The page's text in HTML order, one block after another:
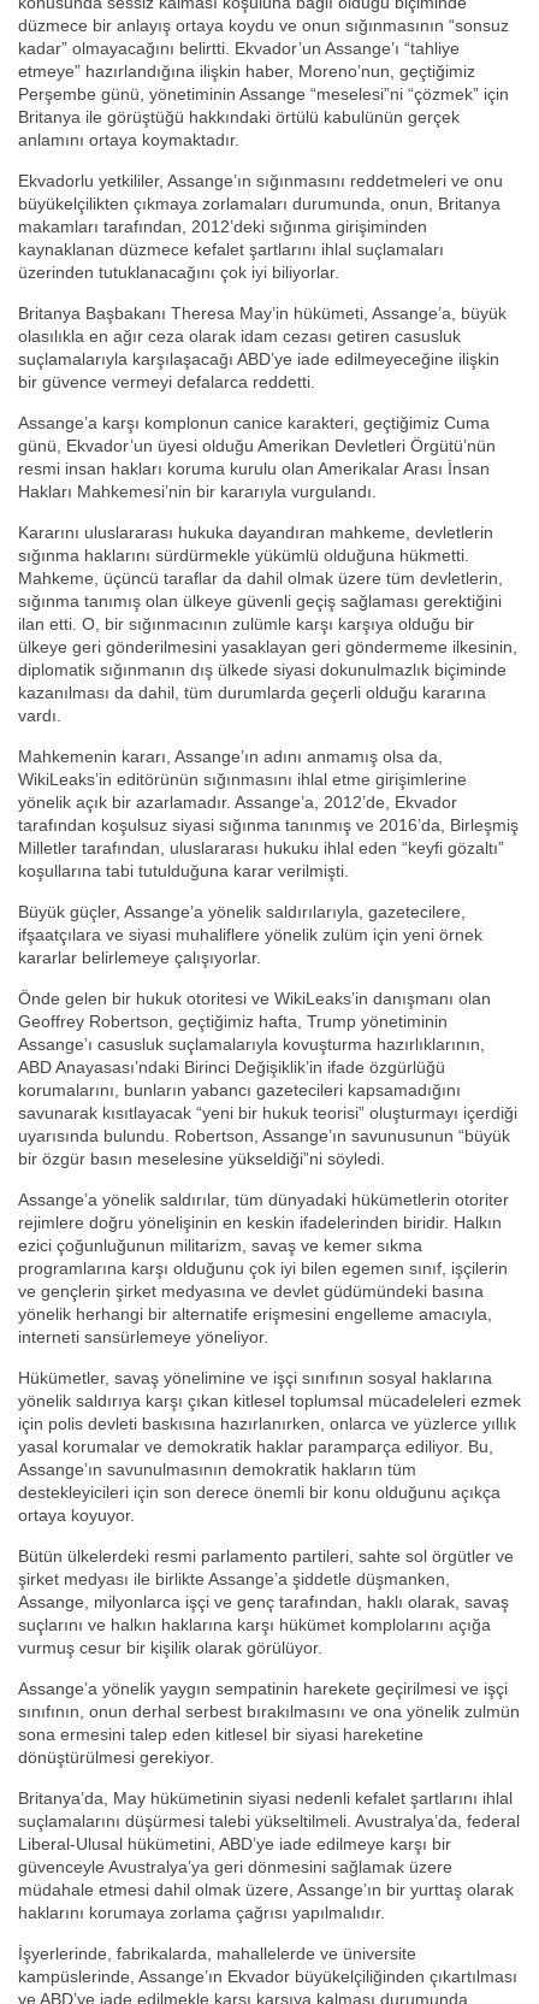
düzmece bir anlayış ortaya koydu ve onun sığınmasının “sonsuz
kadar” olmayacağını belirtti. Ekvador’un Assange’ı “tahliye
etmeye” hazırlandığına ilişkin haber, Moreno’nun, geçtiğimiz
Perşembe günü, yönetiminin Assange “meselesi”ni “çözmek” için
Britanya ile görüştüğü hakkındaki örtülü kabulünün gerçek
anlamını ortaya koymaktadır.
Ekvadorlu yetkililer, Assange’ın sığınmasını reddetmeleri ve onu
büyükelçilikten çıkmaya zorlamaları durumunda, onun, Britanya
makamları tarafından, 2012’deki sığınma girişiminden
kaynaklanan düzmece kefalet şartlarını ihlal suçlamaları
üzerinden tutuklanacağını çok iyi biliyorlar.
Britanya Başbakanı Theresa May’in hükümeti, Assange’a, büyük
olasılıkla en ağır ceza olarak idam cezası getiren casusluk
suçlamalarıyla karşılaşacağı ABD’ye iade edilmeyeceğine ilişkin
bir güvence vermeyi defalarca reddetti.
Assange’a karşı komplonun canice karakteri, geçtiğimiz Cuma
günü, Ekvador’un üyesi olduğu Amerikan Devletleri Örgütü’nün
resmi insan hakları koruma kurulu olan Amerikalar Arası İnsan
Hakları Mahkemesi’nin bir kararıyla vurgulandı.
Kararını uluslararası hukuka dayandıran mahkeme, devletlerin
sığınma haklarını sürdürmekle yükümlü olduğuna hükmetti.
Mahkeme, üçüncü taraflar da dahil olmak üzere tüm devletlerin,
sığınma tanımış olan ülkeye güvenli geçiş sağlaması gerektiğini
ilan etti. O, bir sığınmacının zulümle karşı karşıya olduğu bir
ülkeye geri gönderilmesini yasaklayan geri göndermeme ilkesinin,
diplomatik sığınmanın dış ülkede siyasi dokunulmazlık biçiminde
kazanılması da dahil, tüm durumlarda geçerli olduğu kararına
vardı.
Mahkemenin kararı, Assange’ın adını anmamış olsa da,
WikiLeaks’in editörünün sığınmasını ihlal etme girişimlerine
yönelik açık bir azarlamadır. Assange’a, 2012’de, Ekvador
tarafından koşulsuz siyasi sığınma tanınmış ve 2016’da, Birleşmiş
Milletler tarafından, uluslararası hukuku ihlal eden “keyfi gözaltı”
koşullarına tabi tutulduğuna karar verilmişti.
Büyük güçler, Assange’a yönelik saldırılarıyla, gazetecilere,
ifşaatçılara ve siyasi muhaliflere yönelik zulüm için yeni örnek
kararlar belirlemeye çalışıyorlar.
Önde gelen bir hukuk otoritesi ve WikiLeaks’in danışmanı olan
Geoffrey Robertson, geçtiğimiz hafta, Trump yönetiminin
Assange’ı casusluk suçlamalarıyla kovuşturma hazırlıklarının,
ABD Anayasası’ndaki Birinci Değişiklik’in ifade özgürlüğü
korumalarını, bunların yabancı gazetecileri kapsamadığını
savunarak kısıtlayacak “yeni bir hukuk teorisi” oluşturmayı içerdiği
uyarısında bulundu. Robertson, Assange’ın savunusunun “büyük
bir özgür basın meselesine yükseldiği”ni söyledi.
Assange’a yönelik saldırılar, tüm dünyadaki hükümetlerin otoriter
rejimlere doğru yönelişinin en keskin ifadelerinden biridir. Halkın
ezici çoğunluğunun militarizm, savaş ve kemer sıkma
programlarına karşı olduğunu çok iyi bilen egemen sınıf, işçilerin
ve gençlerin şirket medyasına ve devlet güdümündeki basına
yönelik herhangi bir alternatife erişmesini engelleme amacıyla,
interneti sansürlemeye yöneliyor.
Hükümetler, savaş yönelimine ve işçi sınıfının sosyal haklarına
yönelik saldırıya karşı çıkan kitlesel toplumsal mücadeleleri ezmek
için polis devleti baskısına hazırlanırken, onlarca ve yüzlerce yıllık
yasal korumalar ve demokratik haklar paramparça ediliyor. Bu,
Assange’ın savunulmasının demokratik hakların tüm
destekleyicileri için son derece önemli bir konu olduğunu açıkça
ortaya koyuyor.
Bütün ülkelerdeki resmi parlamento partileri, sahte sol örgütler ve
şirket medyası ile birlikte Assange’a şiddetle düşmanken,
Assange, milyonlarca işçi ve genç tarafından, haklı olarak, savaş
suçlarını ve halkın haklarına karşı hükümet komplolarını açığa
vurmuş cesur bir kişilik olarak görülüyor.
Assange’a yönelik yaygın sempatinin harekete geçirilmesi ve işçi
sınıfının, onun derhal serbest bırakılmasını ve ona yönelik zulmün
sona ermesini talep eden kitlesel bir siyasi hareketine
dönüştürülmesi gerekiyor.
Britanya’da, May hükümetinin siyasi nedenli kefalet şartlarını ihlal
suçlamalarını düşürmesi talebi yükseltilmeli. Avustralya’da, federal
Liberal-Ulusal hükümetini, ABD’ye iade edilmeye karşı bir
güvenceyle Avustralya’ya geri dönmesini sağlamak üzere
müdahale etmesi dahil olmak üzere, Assange’ın bir yurttaş olarak
haklarını korumaya zorlama çağrısı yapılmalıdır.
İşyerlerinde, fabrikalarda, mahallelerde ve üniversite
kampüslerinde, Assange’ın Ekvador büyükelçiliğinden çıkartılması
ve ABD’ye iade edilmekle karşı karşıya kalması durumunda,